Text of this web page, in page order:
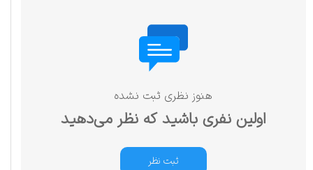
هنوز نظری ثبت نشده
اولین نفری باشید که نظر می‌دهید
ثبت نظر